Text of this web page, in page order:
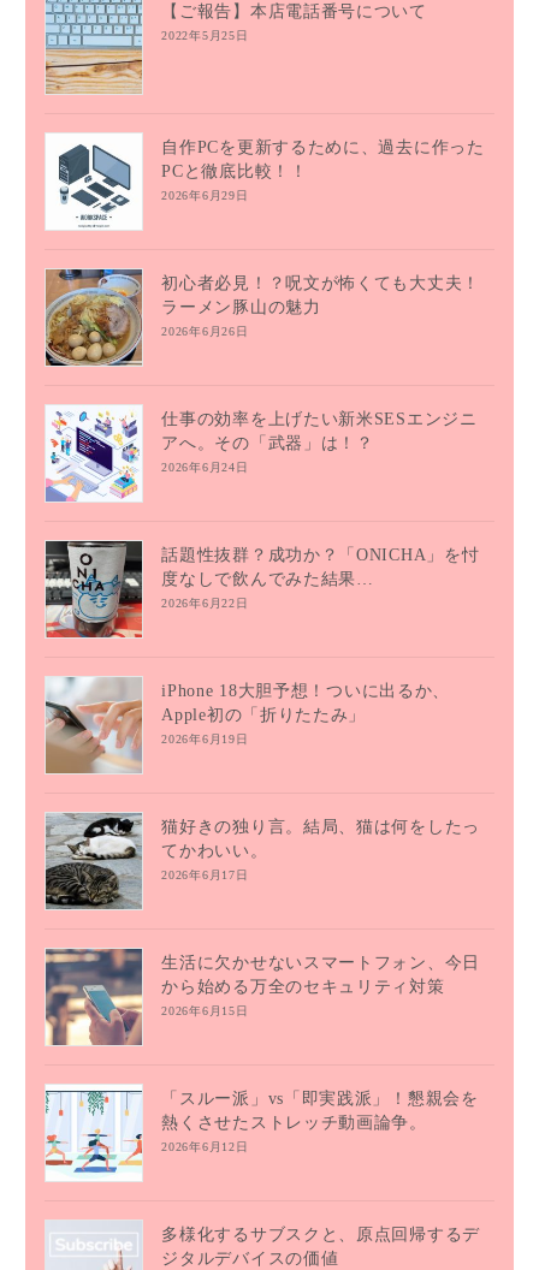
【ご報告】本店電話番号について
2022年5月25日
自作PCを更新するために、過去に作った
PCと徹底比較！！
2026年6月29日
初心者必見！？呪文が怖くても大丈夫！
ラーメン豚山の魅力
2026年6月26日
仕事の効率を上げたい新米SESエンジニ
アへ。その「武器」は！？
2026年6月24日
話題性抜群？成功か？「ONICHA」を忖
度なしで飲んでみた結果…
2026年6月22日
iPhone 18大胆予想！ついに出るか、
Apple初の「折りたたみ」
2026年6月19日
猫好きの独り言。結局、猫は何をしたっ
てかわいい。
2026年6月17日
生活に欠かせないスマートフォン、今日
から始める万全のセキュリティ対策
2026年6月15日
「スルー派」vs「即実践派」！懇親会を
熱くさせたストレッチ動画論争。
2026年6月12日
多様化するサブスクと、原点回帰するデ
ジタルデバイスの価値